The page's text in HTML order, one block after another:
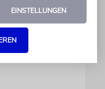
EINSTELLUNGEN